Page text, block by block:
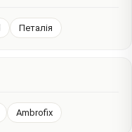
Петалія
Ambrofix